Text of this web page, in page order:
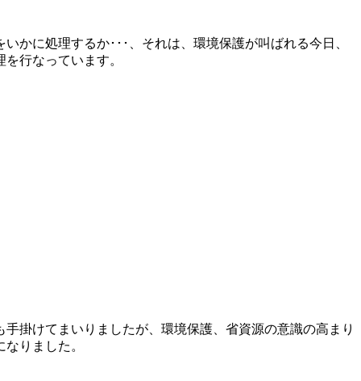
かに処理するか･･･、それは、環境保護が叫ばれる今日、
行なっています。
掛けてまいりましたが、環境保護、省資源の意識の高まり
りました。